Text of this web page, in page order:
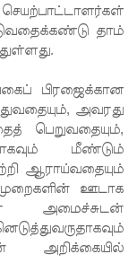
தாம்
பிரஜைக்கான
அவரது
பெறுவதையும்,
மீண்டும்
ஆராய்வதையும்
ஊடாக
அமைச்சுடன்
அறிக்கையில்